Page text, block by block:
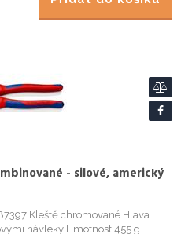
- silové, americký
Kleště chromované Hlava
návleky Hmotnost 455 g